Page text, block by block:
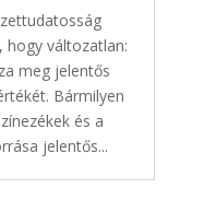
hogy változatlan:
meg jelentős
Bármilyen
és a
jelentős...